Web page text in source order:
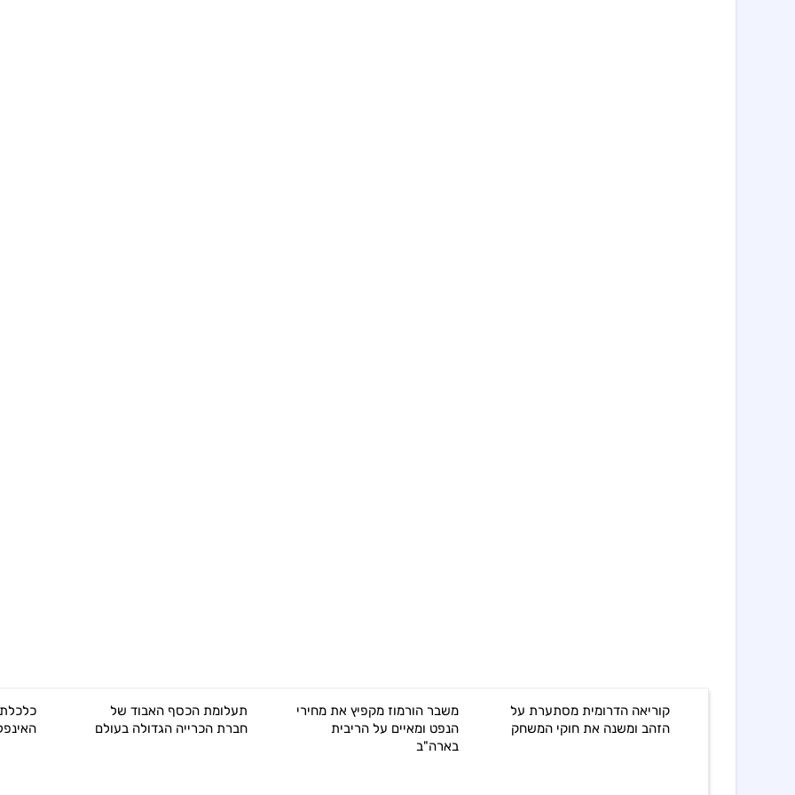
הדרומית מסתערת על
ומשנה את חוקי המשחק
משבר הורמוז מקפיץ את מחירי
הנפט ומאיים על הריבית
תעלומת הכסף האבוד של
חברת הכרייה הגדולה בעולם
כלכלת תאילנד מתמודדת עם
האינפלציה והריבית נבלמת